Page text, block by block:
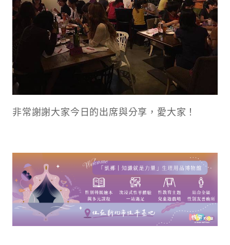
非常謝謝大家今日的出席與分享，愛大家！